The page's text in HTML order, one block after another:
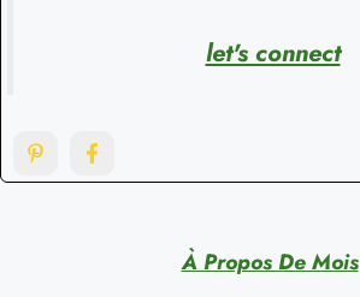
let's connect
À Propos De Mois